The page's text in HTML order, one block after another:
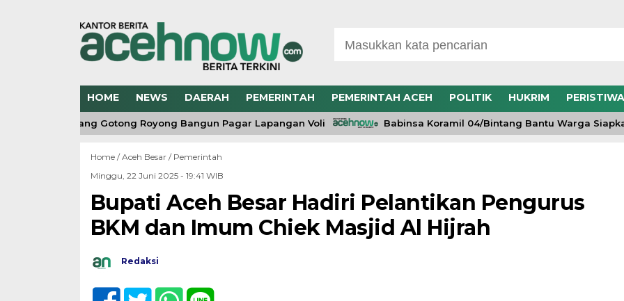
HOME NEWS DAERAH PEMERINTAH PEMERINTAH ACEH POLITIK HUKRIM PERISTIWA
04/Bintang Gotong Royong Bangun Pagar Lapangan Voli Babinsa Koramil 04/Bintang Bantu Warga Siapkan
Home /Aceh Besar/ Pemerintah
Minggu, 22 Juni 2025 - 19:41 WIB
Bupati Aceh Besar Hadiri Pelantikan Pengurus
BKM dan Imum Chiek Masjid Al Hijrah
Redaksi